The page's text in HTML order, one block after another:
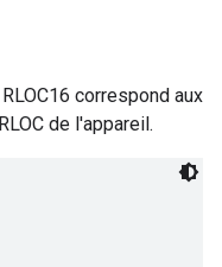
correspond aux
de l'appareil.